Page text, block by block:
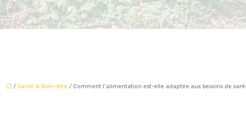
/ Santé & Bien-être / Comment l’alimentation est-elle adaptée aux besoins de